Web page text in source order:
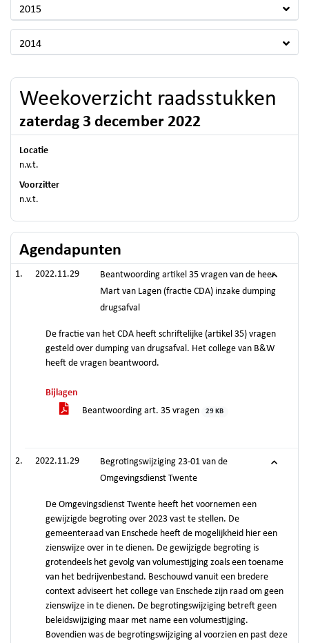
2015
2014
Weekoverzicht raadsstukken
zaterdag 3 december 2022
Locatie
n.v.t.
Voorzitter
n.v.t.
Agendapunten
2022.11.29
Beantwoording artikel 35 vragen van de heer
Mart van Lagen (fractie CDA) inzake dumping
drugsafval
De fractie van het CDA heeft schriftelijke (artikel 35) vragen
gesteld over dumping van drugsafval. Het college van B&W
heeft de vragen beantwoord.
Bijlagen
Beantwoording art. 35 vragen
29 KB
2022.11.29
Begrotingswijziging 23-01 van de
Omgevingsdienst Twente
De Omgevingsdienst Twente heeft het voornemen een
gewijzigde begroting over 2023 vast te stellen. De
gemeenteraad van Enschede heeft de mogelijkheid hier een
zienswijze over in te dienen. De gewijzigde begroting is
grotendeels het gevolg van volumestijging zoals een toename
van het bedrijvenbestand. Beschouwd vanuit een bredere
context adviseert het college van Enschede zijn raad om geen
zienswijze in te dienen. De begrotingswijziging betreft geen
beleidswijziging maar met name een volumestijging.
Bovendien was de begrotingswijziging al voorzien en past deze